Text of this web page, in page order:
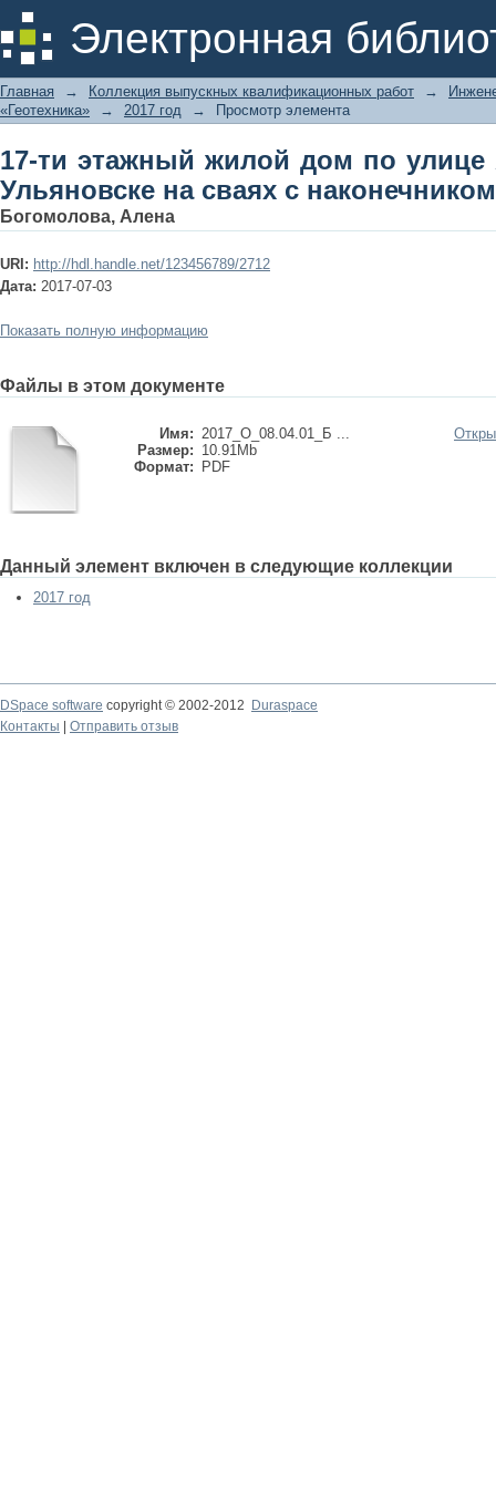
Электронная
17-ти этажный жилой дом по улице
наконечником
Главная → Коллекция выпускных квалификационных работ →
«Геотехника»
→ 2017 год → Просмотр элемента
17-ти этажный жилой дом по улице
Ульяновске на сваях с наконечником
Богомолова, Алена
URI: http://hdl.handle.net/123456789/2712
Дата: 2017-07-03
Показать полную информацию
Файлы в этом документе
Имя: 2017_О_08.04.01_Б ...
Размер: 10.91Mb
Формат:
PDF
Данный элемент включен в следующие коллекции
2017 год
DSpace software copyright © 2002-2012
Duraspace
Контакты
Отправить отзыв